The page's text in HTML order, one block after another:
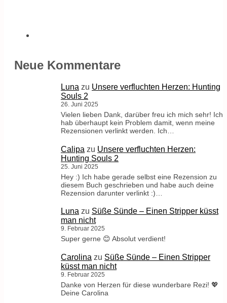
Neue Kommentare
Luna zu Unsere verfluchten Herzen: Hunting
Souls 2
26. Juni 2025
Vielen lieben Dank, darüber freu ich mich sehr! Ich
hab überhaupt kein Problem damit, wenn meine
Rezensionen verlinkt werden. Ich…
Calipa zu Unsere verfluchten Herzen:
Hunting Souls 2
25. Juni 2025
Hey :) Ich habe gerade selbst eine Rezension zu
diesem Buch geschrieben und habe auch deine
Rezension darunter verlinkt :)…
Luna zu Süße Sünde – Einen Stripper küsst
man nicht
9. Februar 2025
Super gerne 😊 Absolut verdient!
Carolina zu Süße Sünde – Einen Stripper
küsst man nicht
9. Februar 2025
Danke von Herzen für diese wunderbare Rezi! 💖
Deine Carolina